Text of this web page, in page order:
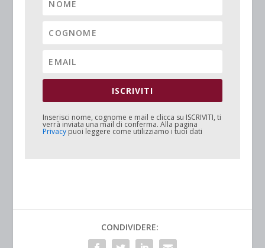
ISCRIVITI
Inserisci nome, cognome e mail e clicca su ISCRIVITI, ti
verrà inviata una mail di conferma. Alla pagina
Privacy puoi leggere come utilizziamo i tuoi dati
CONDIVIDERE: